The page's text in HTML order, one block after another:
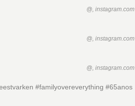
@, instagram.com
@, instagram.com
@, instagram.com
#familyovereverything #65anos